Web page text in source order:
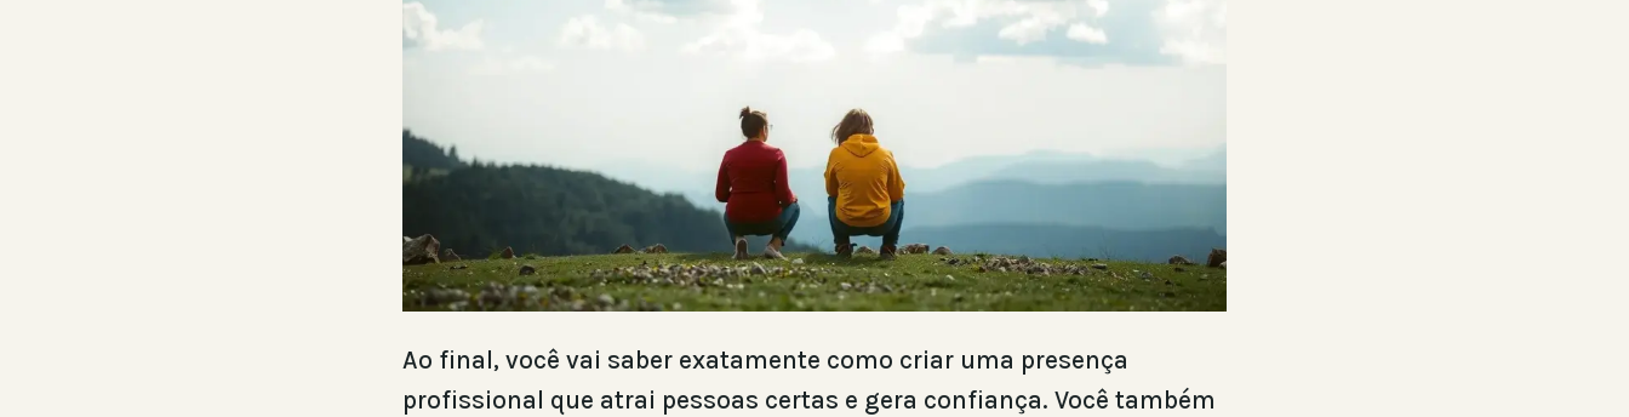
Ao final, você vai saber exatamente como criar uma presença
profissional que atrai pessoas certas e gera confiança. Você também